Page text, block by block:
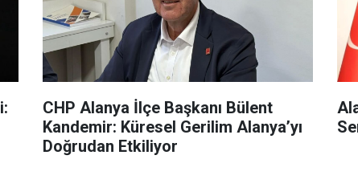
CHP Alanya İlçe Başkanı Bülent
Kandemir: Küresel Gerilim Alanya’yı
Doğrudan Etkiliyor